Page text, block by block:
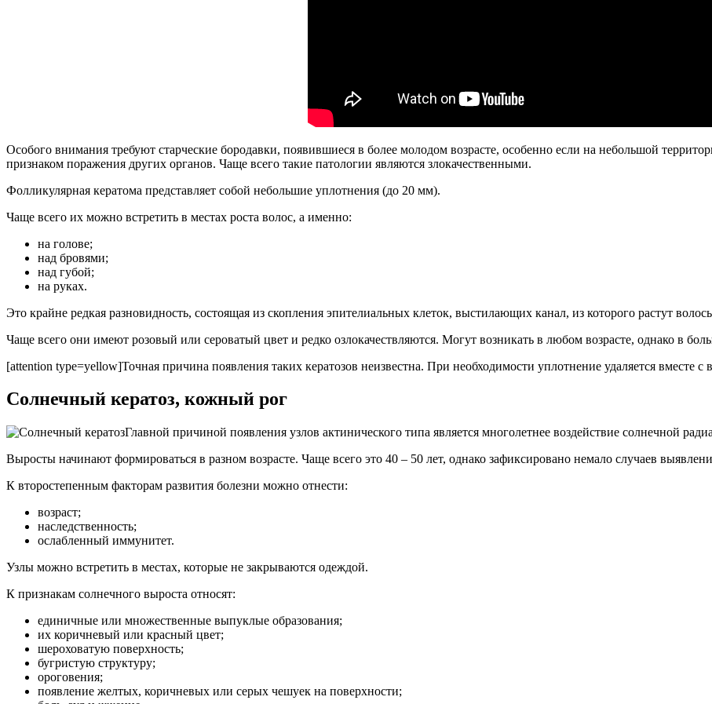
Особого внимания требуют старческие бородавки, появившиеся в более молодом возрасте, особенно если на небольшой
признаком поражения других органов. Чаще всего такие патологии являются злокачественными.
Фолликулярная кератома представляет собой небольшие уплотнения (до 20 мм).
Чаще всего их можно встретить в местах роста волос, а именно:
на голове;
над бровями;
над губой;
на руках.
Это крайне редкая разновидность, состоящая из скопления эпителиальных клеток, выстилающих канал, из которого растут
Чаще всего они имеют розовый или сероватый цвет и редко озлокачествляются. Могут возникать в любом возрасте, однако в
[attention type=yellow]Точная причина появления таких кератозов неизвестна. При необходимости уплотнение удаляется вместе
Солнечный кератоз, кожный рог
Главной причиной появления узлов актинического типа является многолетнее воздействие солнечной
Выросты начинают формироваться в разном возрасте. Чаще всего это 40 – 50 лет, однако зафиксировано немало случаев
К второстепенным факторам развития болезни можно отнести:
возраст;
наследственность;
ослабленный иммунитет.
Узлы можно встретить в местах, которые не закрываются одеждой.
К признакам солнечного выроста относят:
единичные или множественные выпуклые образования;
их коричневый или красный цвет;
шероховатую поверхность;
бугристую структуру;
ороговения;
появление желтых, коричневых или серых чешуек на поверхности;